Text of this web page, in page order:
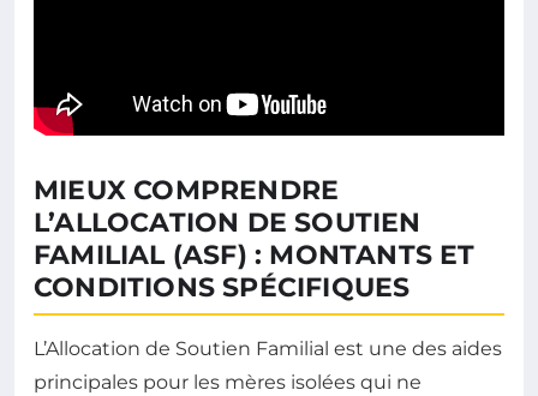
MIEUX COMPRENDRE
L’ALLOCATION DE SOUTIEN
FAMILIAL (ASF) : MONTANTS ET
CONDITIONS SPÉCIFIQUES
L’Allocation de Soutien Familial est une des aides
principales pour les mères isolées qui ne